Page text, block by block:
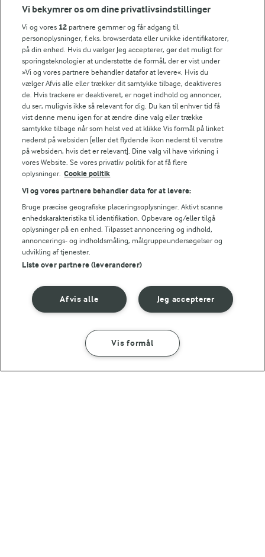
45 MIN
Wok med nudler
(7)
30 MIN
Wok med kylling,
nudler og grøntsager
(360)
RELATEREDE KATEGORIER
HOVEDRETTER WOKRETTER NEMME WOKRETTER
Vi bekymrer os om dine privatlivsindstillinger
Vi og vores 12 partnere gemmer og får adgang til
personoplysninger, f.eks. browserdata eller unikke identifikatorer,
på din enhed. Hvis du vælger Jeg accepterer, gør det muligt for
sporingsteknologier at understøtte de formål, der er vist under
»Vi og vores partnere behandler datafor at levere«. Hvis du
vælger Afvis alle eller trækker dit samtykke tilbage, deaktiveres
de. Hvis trackere er deaktiveret, er noget indhold og annoncer,
du ser, muligvis ikke så relevant for dig. Du kan til enhver tid få
vist denne menu igen for at ændre dine valg eller trække
samtykke tilbage når som helst ved at klikke Vis formål på linket
nederst på websiden [eller det flydende ikon nederst til venstre
på websiden, hvis det er relevant]. Dine valg vil have virkning i
vores Website. Se vores privatliv politik for at få flere
oplysninger. Cookie politik
Vi og vores partnere behandler data for at levere:
Bruge præcise geografiske placeringsoplysninger. Aktivt scanne
enhedskarakteristika til identifikation. Opbevare og/eller tilgå
oplysninger på en enhed. Tilpasset annoncering og indhold,
annoncerings- og indholdsmåling, målgruppeundersøgelser og
udvikling af tjenester.
Liste over partnere (leverandører)
Jeg accepterer
Afvis alle
Vis formål